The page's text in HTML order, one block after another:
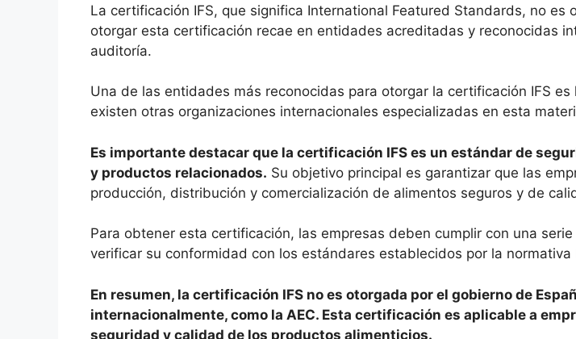
La certificación IFS, que significa International Featured Standards, no
otorgar esta certificación recae en entidades acreditadas y reconocidas
auditoría.
Una de las entidades más reconocidas para otorgar la certificación IFS
existen otras organizaciones internacionales especializadas en esta
Es importante destacar que la certificación IFS es un estándar de
y productos relacionados. Su objetivo principal es garantizar que las
producción, distribución y comercialización de alimentos seguros y de
Para obtener esta certificación, las empresas deben cumplir con una
verificar su conformidad con los estándares establecidos por la normativa
En resumen, la certificación IFS no es otorgada por el gobierno de
internacionalmente, como la AEC. Esta certificación es aplicable a
seguridad y calidad de los productos alimenticios.